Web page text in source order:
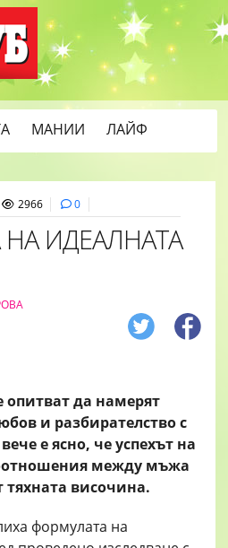
МАНИИ
ЛАЙФ
2966 0
ИДЕАЛНАТА
опитват да намерят
и разбирателство с
е ясно, че успехът на
между мъжа
тяхната височина.
формулата на